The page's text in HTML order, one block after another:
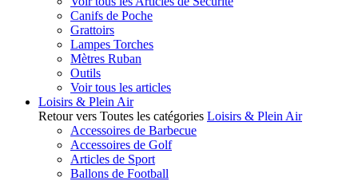
Canifs de Poche
Grattoirs
Lampes Torches
Mètres Ruban
Outils
Voir tous les articles
Loisirs & Plein Air
Retour vers Toutes les catégories Loisirs & Plein Air
Accessoires de Barbecue
Accessoires de Golf
Articles de Sport
Ballons de Football